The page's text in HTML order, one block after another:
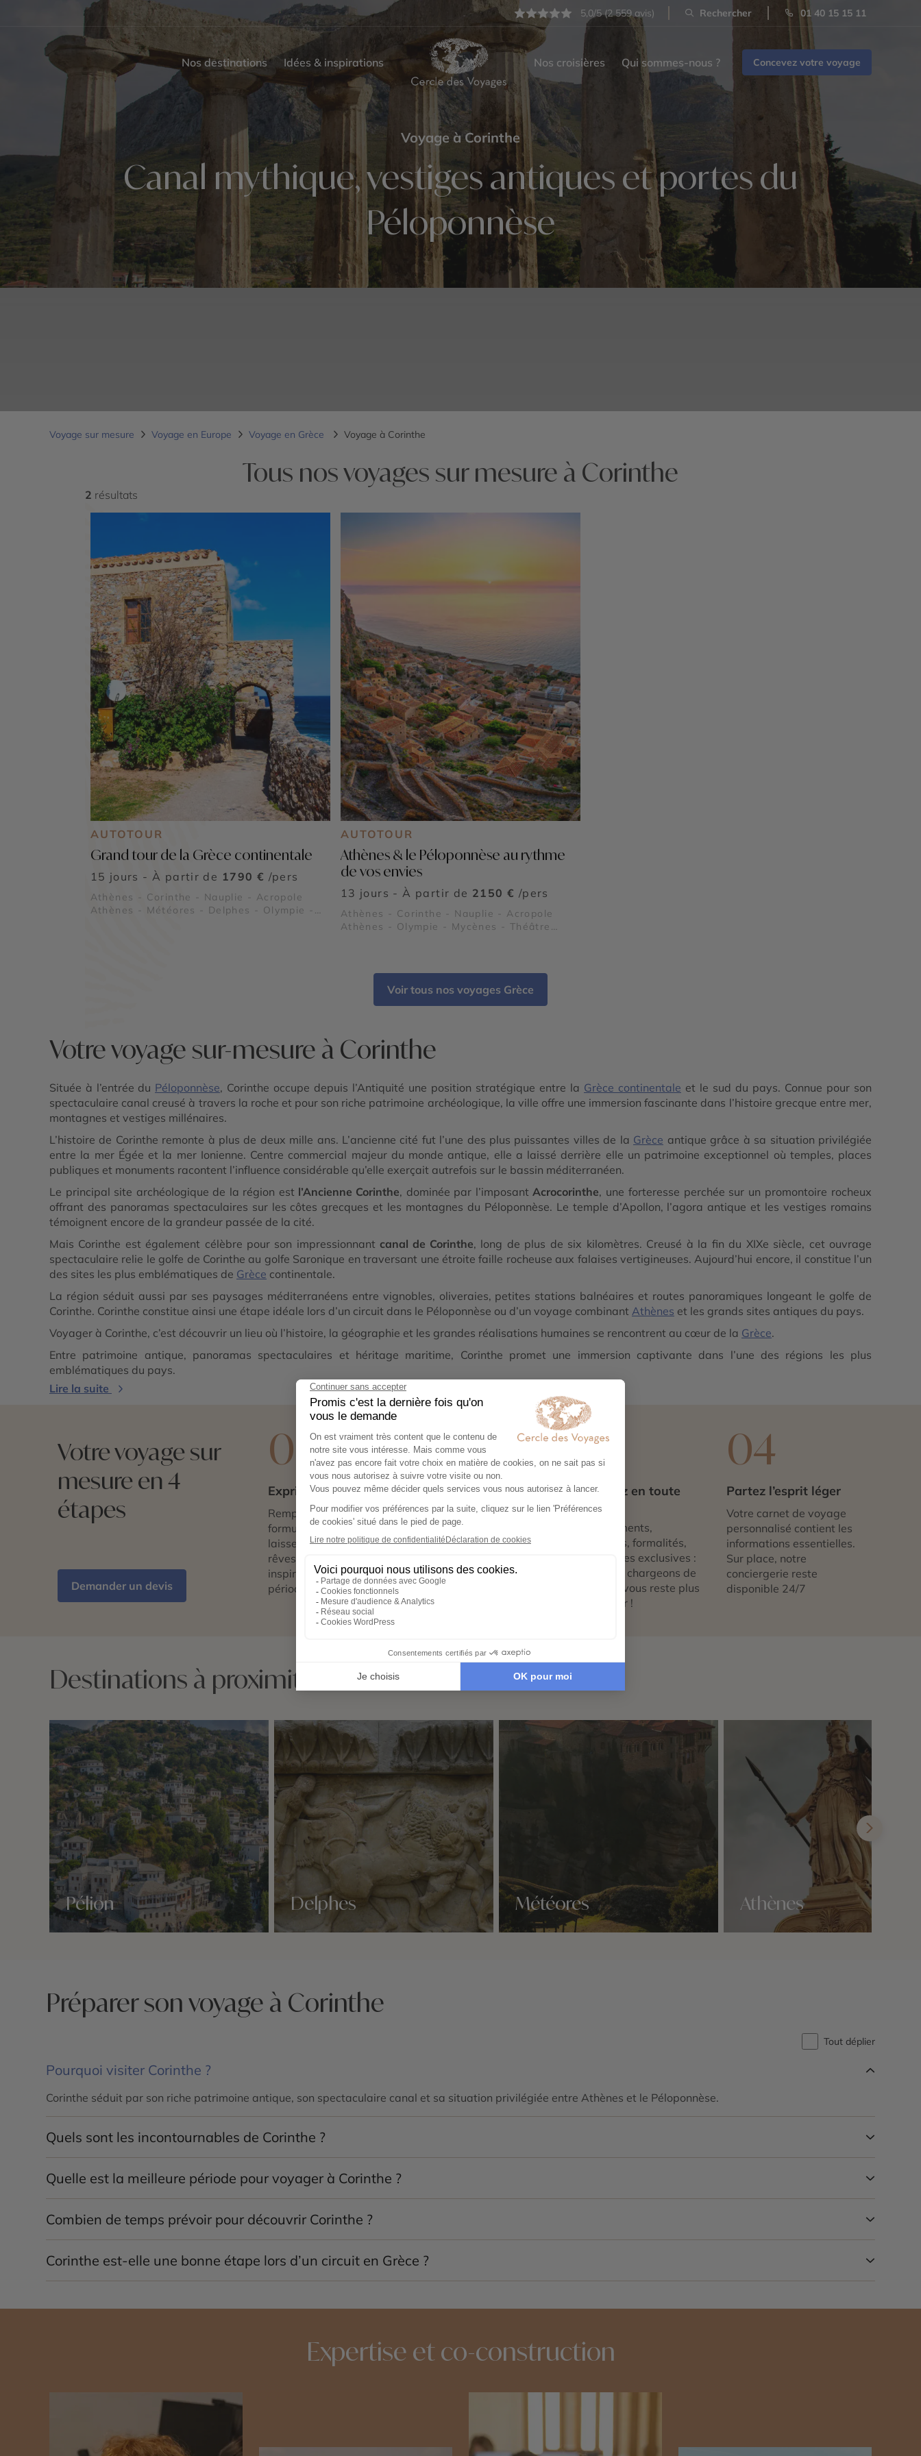
5,0/5 (2 559 avis) Rechercher 01 40 15 15 11
Nos destinations Idées & inspirations Nos croisières Qui sommes-nous ? Concevez votre voyage
Voyage à Corinthe
Canal mythique, vestiges antiques et portes du
Péloponnèse
Voyage sur mesure Voyage en Europe Voyage en Grèce Voyage à Corinthe
Tous nos voyages sur mesure à Corinthe
2 résultats
AUTOTOUR
Grand tour de la Grèce continentale
15 jours - À partir de 1790 € /pers
Athènes - Corinthe - Nauplie - Acropole
Athènes - Météores - Delphes - Olympie -
AUTOTOUR
Athènes & le Péloponnèse au rythme
de vos envies
13 jours - À partir de 2150 € /pers
Athènes - Corinthe - Nauplie - Acropole
Athènes - Olympie - Mycènes - Théâtre
Voir tous nos voyages Grèce
Votre voyage sur-mesure à Corinthe
Située à l’entrée du Péloponnèse, Corinthe occupe depuis l’Antiquité une position stratégique entre la Grèce continentale et le sud du pays. Connue pour son
spectaculaire canal creusé à travers la roche et pour son riche patrimoine archéologique, la ville offre une immersion fascinante dans l’histoire grecque entre mer,
montagnes et vestiges millénaires.
L’histoire de Corinthe remonte à plus de deux mille ans. L’ancienne cité fut l’une des plus puissantes villes de la Grèce antique grâce à sa situation privilégiée
entre la mer Égée et la mer Ionienne. Centre commercial majeur du monde antique, elle a laissé derrière elle un patrimoine exceptionnel où temples, places
publiques et monuments racontent l’influence considérable qu’elle exerçait autrefois sur le bassin méditerranéen.
Le principal site archéologique de la région est l’Ancienne Corinthe, dominée par l’imposant Acrocorinthe, une forteresse perchée sur un promontoire rocheux
offrant des panoramas spectaculaires sur les côtes grecques et les montagnes du Péloponnèse. Le temple d’Apollon, l’agora antique et les vestiges romains
témoignent encore de la grandeur passée de la cité.
Mais Corinthe est également célèbre pour son impressionnant canal de Corinthe, long de plus de six kilomètres. Creusé à la fin du XIXe siècle, cet ouvrage
spectaculaire relie le golfe de Corinthe au golfe Saronique en traversant une étroite faille rocheuse aux falaises vertigineuses. Aujourd’hui encore, il constitue l’un
des sites les plus emblématiques de Grèce continentale.
La région séduit aussi par ses paysages méditerranéens entre vignobles, oliveraies, petites stations balnéaires et routes panoramiques longeant le golfe de
Corinthe. Corinthe constitue ainsi une étape idéale lors d’un circuit dans le Péloponnèse ou d’un voyage combinant Athènes et les grands sites antiques du pays.
Voyager à Corinthe, c’est découvrir un lieu où l’histoire, la géographie et les grandes réalisations humaines se rencontrent au cœur de la Grèce.
Entre patrimoine antique, panoramas spectaculaires et héritage maritime, Corinthe promet une immersion captivante dans l’une des régions les plus
emblématiques du pays.
Lire la suite
Votre voyage sur
mesure en 4
étapes
Demander un devis
01
Exprimez vos envies
Remplissez notre
formulaire en ligne et
laissez libre cours à vos
rêves de voyage :
inspirations, budget,
période idéale…
02
Co-construisez votre
itinéraire
Échangez avec un
conseiller-expert pour
image, adapté à vos
envies et à votre rythme.
03
Réservez en toute
sérénité
Hébergements,
transports, formalités,
expériences exclusives :
nous nous chargeons de
tout. Il ne vous reste plus
qu’à partir !
04
Partez l’esprit léger
Votre carnet de voyage
personnalisé contient les
informations essentielles.
Sur place, notre
conciergerie reste
disponible 24/7
Destinations à proximité de Corinthe
Pélion Delphes Météores Athènes
Préparer son voyage à Corinthe
Tout déplier
Pourquoi visiter Corinthe ?
Corinthe séduit par son riche patrimoine antique, son spectaculaire canal et sa situation privilégiée entre Athènes et le Péloponnèse.
Quels sont les incontournables de Corinthe ?
Quelle est la meilleure période pour voyager à Corinthe ?
Combien de temps prévoir pour découvrir Corinthe ?
Corinthe est-elle une bonne étape lors d’un circuit en Grèce ?
Expertise et co-construction